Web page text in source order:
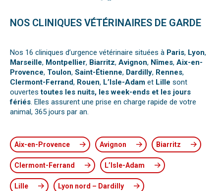
NOS CLINIQUES VÉTÉRINAIRES DE GARDE
Nos 16 cliniques d’urgence vétérinaire situées à Paris, Lyon,
Marseille, Montpellier, Biarritz, Avignon, Nîmes, Aix-en-
Provence, Toulon, Saint-Étienne, Dardilly, Rennes,
Clermont-Ferrand, Rouen, L’Isle-Adam et Lille sont
ouvertestoutes les nuits, les week-ends et les jours
fériés. Elles assurent une prise en charge rapide de votre
animal, 365 jours par an.
Aix-en-Provence Avignon Biarritz
Clermont-Ferrand L’Isle-Adam
Lille Lyon nord – Dardilly